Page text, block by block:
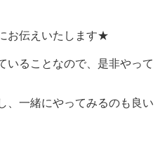
お伝えいたします★
いることなので、是非やって
、一緒にやってみるのも良い